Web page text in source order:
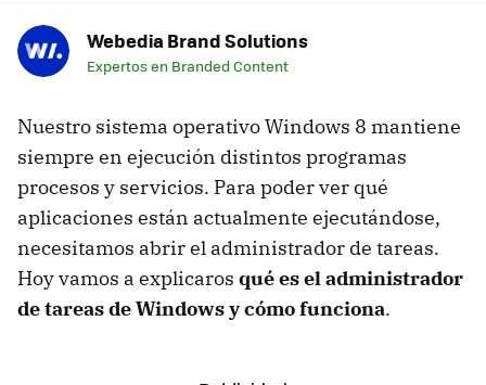
Webedia Brand Solutions
Expertos en Branded Content
Nuestro sistema operativo Windows 8 mantiene
siempre en ejecución distintos programas
procesos y servicios. Para poder ver qué
aplicaciones están actualmente ejecutándose,
necesitamos abrir el administrador de tareas.
Hoy vamos a explicaros qué es el administrador
de tareas de Windows y cómo funciona.